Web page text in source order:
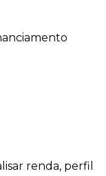
renda, perfil